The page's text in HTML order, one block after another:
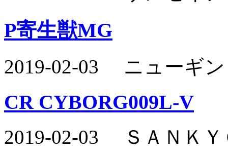
P寄生獣MG
2019-02-03 ニューギ
CR CYBORG009L-V
2019-02-03 ＳＡＮＫ